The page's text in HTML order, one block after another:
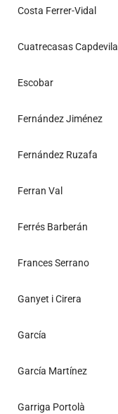
Costa Ferrer-Vidal
Cuatrecasas Capdevila
Escobar
Fernández Jiménez
Fernández Ruzafa
Ferran Val
Ferrés Barberán
Frances Serrano
Ganyet i Cirera
García
García Martínez
Garriga Portolà